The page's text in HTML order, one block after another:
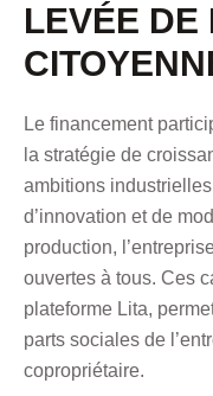
LEVÉE DE
Le financement
la stratégie de
ambitions
d’innovation et de
production,
ouvertes à tous. Ces
plateforme Lita,
parts sociales de
copropriétaire.